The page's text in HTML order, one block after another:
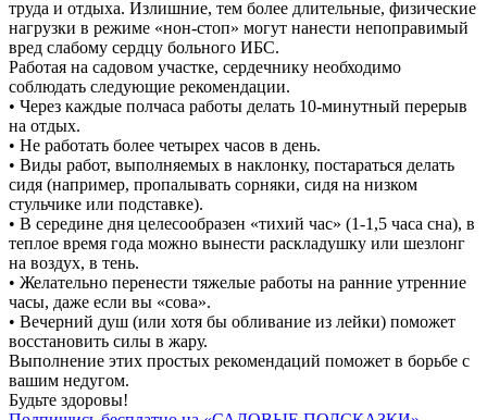
труда и отдыха. Излишние, тем более длительные, физические
нагрузки в режиме «нон-стоп» могут нанести непоправимый
вред слабому сердцу больного ИБС.
Работая на садовом участке, сердечнику необходимо
соблюдать следующие рекомендации.
• Через каждые полчаса работы делать 10-минутный перерыв
на отдых.
• Не работать более четырех часов в день.
• Виды работ, выполняемых в наклонку, постараться делать
сидя (например, пропалывать сорняки, сидя на низком
стульчике или подставке).
• В середине дня целесообразен «тихий час» (1-1,5 часа сна), в
теплое время года можно вынести раскладушку или шезлонг
на воздух, в тень.
• Желательно перенести тяжелые работы на ранние утренние
часы, даже если вы «сова».
• Вечерний душ (или хотя бы обливание из лейки) поможет
восстановить силы в жару.
Выполнение этих простых рекомендаций поможет в борьбе с
вашим недугом.
Будьте здоровы!